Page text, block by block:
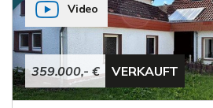
359.000,- € VERKAUFT
Video